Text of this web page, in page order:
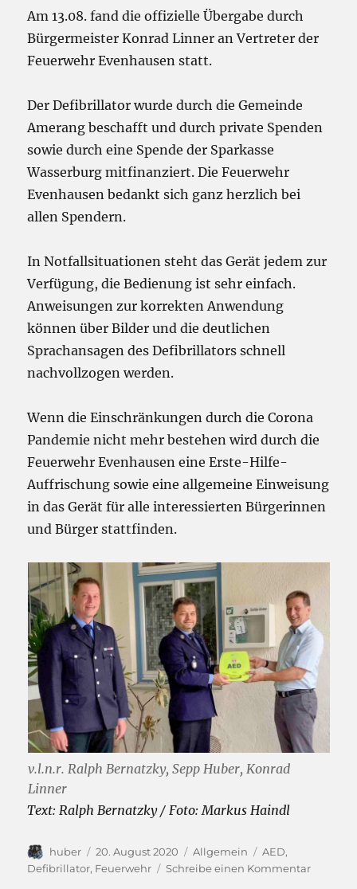
Am 13.08. fand die offizielle Übergabe durch
Bürgermeister Konrad Linner an Vertreter der
Feuerwehr Evenhausen statt.
Der Defibrillator wurde durch die Gemeinde
Amerang beschafft und durch private Spenden
sowie durch eine Spende der Sparkasse
Wasserburg mitfinanziert. Die Feuerwehr
Evenhausen bedankt sich ganz herzlich bei
allen Spendern.
In Notfallsituationen steht das Gerät jedem zur
Verfügung, die Bedienung ist sehr einfach.
Anweisungen zur korrekten Anwendung
können über Bilder und die deutlichen
Sprachansagen des Defibrillators schnell
nachvollzogen werden.
Wenn die Einschränkungen durch die Corona
Pandemie nicht mehr bestehen wird durch die
Feuerwehr Evenhausen eine Erste-Hilfe-
Auffrischung sowie eine allgemeine Einweisung
in das Gerät für alle interessierten Bürgerinnen
und Bürger stattfinden.
v.l.n.r. Ralph Bernatzky, Sepp Huber, Konrad
Linner
Text: Ralph Bernatzky / Foto: Markus Haindl
Autor
huber
Veröffentlicht
am
20. August 2020 Kategorien
Allgemein Schlagwörter
AED,
Defibrillator, Feuerwehr Schreibe einen Kommentarzu